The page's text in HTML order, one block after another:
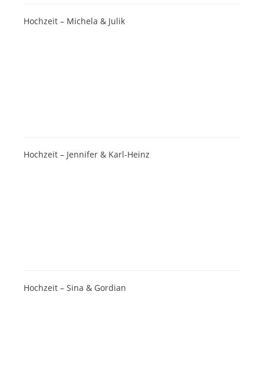
Hochzeit – Michela & Julik
Hochzeit – Jennifer & Karl-Heinz
Hochzeit – Sina & Gordian